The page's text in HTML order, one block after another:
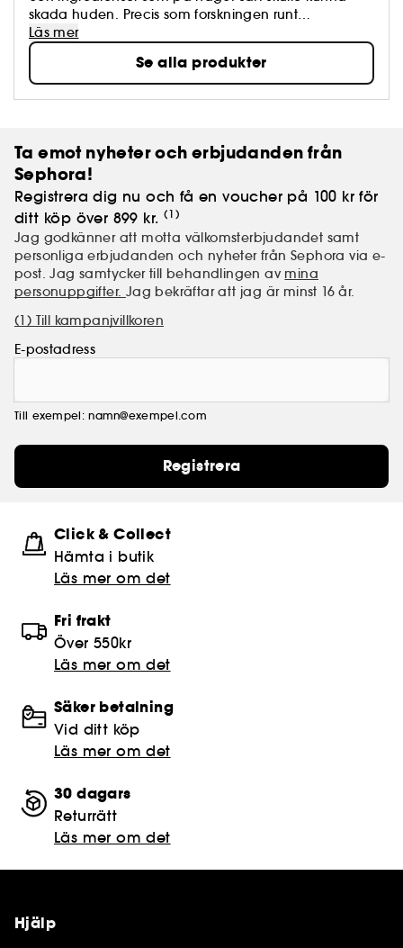
skada huden. Precis som forskningen runt
ingredienser hela tiden utvecklas så arbetar vi
ständigt på att förbättra våra produkter. Utan
parabener. Utan falater. Parfymfri. Bara sund hud.
Läs mer
Se alla produkter
Ta emot nyheter och erbjudanden från
Sephora!
Registrera dig nu och få en voucher på 100 kr för
ditt köp över 899 kr. (1)
Jag godkänner att motta välkomsterbjudandet samt
personliga erbjudanden och nyheter från Sephora via e-
post. Jag samtycker till behandlingen av mina
personuppgifter. Jag bekräftar att jag är minst 16 år.
(1) Till kampanjvillkoren
E-postadress
Till exempel: namn@exempel.com
Registrera
Click & Collect
Hämta i butik​
Läs mer om det
Fri frakt
Över 550kr
Läs mer om det
Säker betalning
Vid ditt köp
Läs mer om det
30 dagars
Returrätt
Läs mer om det
Hjälp